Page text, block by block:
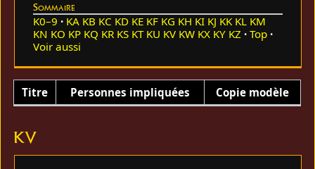
Sommaire
K0–9 KA KB KC KD KE KF KG KH KI KJ KK KL KM
KN KO KP KQ KR KS KT KU KV KW KX KY KZ
Top
Voir aussi
Titre Personnes impliquées Copie modèle
KV